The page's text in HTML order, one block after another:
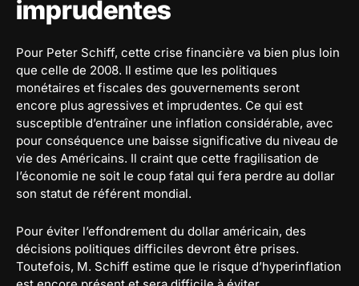
imprudentes
Pour Peter Schiff, cette crise financière va bien plus loin
que celle de 2008. Il estime que les politiques
monétaires et fiscales des gouvernements seront
encore plus agressives et imprudentes. Ce qui est
susceptible d’entraîner une inflation considérable, avec
pour conséquence une baisse significative du niveau de
vie des Américains. Il craint que cette fragilisation de
l’économie ne soit le coup fatal qui fera perdre au dollar
son statut de référent mondial.
Pour éviter l’effondrement du dollar américain, des
décisions politiques difficiles devront être prises.
Toutefois, M. Schiff estime que le risque d’hyperinflation